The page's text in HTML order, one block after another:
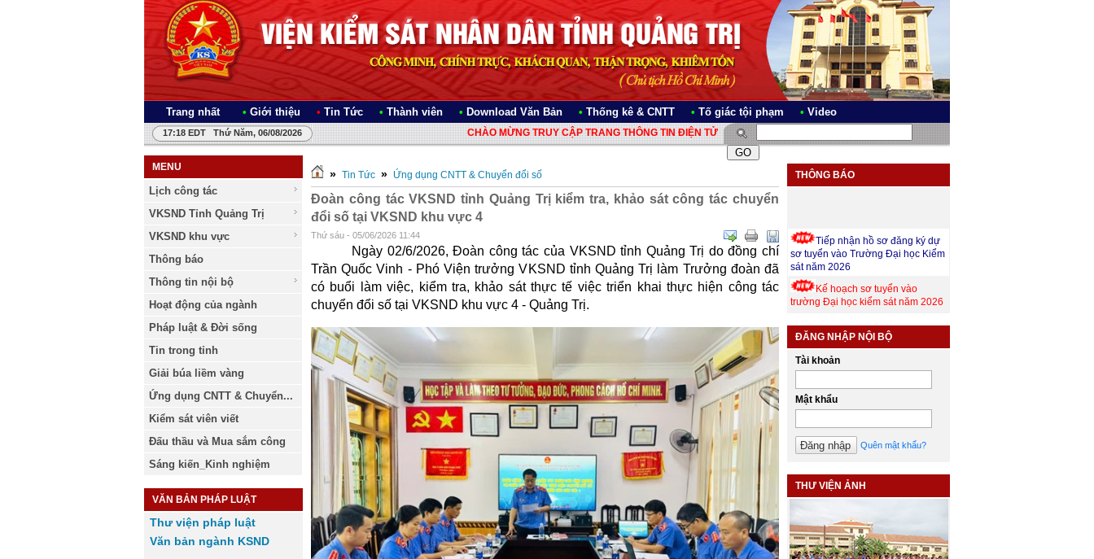
Trang nhất • Giới thiệu • Tin Tức • Thành viên • Download Văn Bản • Thống kê & CNTT • Tố giác tội phạm • Video
17:18 EDT Thứ Năm, 06/08/2026 CHÀO MỪNG TRUY CẬP TRANG THÔNG TIN ĐIỆN TỬ VIỆN KIỂM SÁT NHÂN DÂN TỈNH QUẢNG TRỊ
MENU
Lịch công tác
VKSND Tỉnh Quảng Trị
VKSND khu vực
Thông báo
Thông tin nội bộ
Hoạt động của ngành
Pháp luật & Đời sống
Tin trong tỉnh
Giải búa liềm vàng
Ứng dụng CNTT & Chuyển...
Kiểm sát viên viết
Đấu thầu và Mua sắm công
Sáng kiến_Kinh nghiệm
VĂN BẢN PHÁP LUẬT
Thư viện pháp luật
Văn bản ngành KSND
» Tin Tức » Ứng dụng CNTT & Chuyển đổi số
Đoàn công tác VKSND tỉnh Quảng Trị kiểm tra, khảo sát công tác chuyển
đổi số tại VKSND khu vực 4
Thứ sáu - 05/06/2026 11:44
Ngày 02/6/2026, Đoàn công tác của VKSND tỉnh Quảng Trị do đồng chí
Trần Quốc Vinh - Phó Viện trưởng VKSND tỉnh Quảng Trị làm Trưởng đoàn đã
có buổi làm việc, kiểm tra, khảo sát thực tế việc triển khai thực hiện công tác
chuyển đổi số tại VKSND khu vực 4 - Quảng Trị.
THÔNG BÁO
Tiếp nhận hồ sơ đăng ký dự
sơ tuyển vào Trường Đại học Kiểm
sát năm 2026
Kế hoạch sơ tuyển vào
trường Đại học kiểm sát năm 2026
dụng công chức nghiệp vụ kiểm
sát ngành Kiểm sát nhân dân năm
2025
ĐĂNG NHẬP NỘI BỘ
Tài khoản
Mật khẩu
Quên mật khẩu?
THƯ VIỆN ẢNH